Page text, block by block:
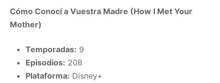
Cómo Conocí a Vuestra Madre (How I Met Your
Mother)
Temporadas: 9
Episodios: 208
Plataforma: Disney+